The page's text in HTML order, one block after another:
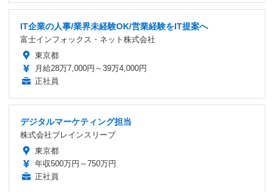
IT企業の人事/業界未経験OK/営業経験をIT提案へ
富士インフォックス・ネット株式会社
東京都
月給28万7,000円～39万4,000円
正社員
デジタルマーケティング担当
株式会社ブレインスリープ
東京都
年収500万円～750万円
正社員